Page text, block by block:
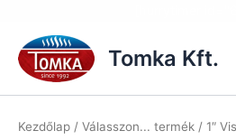
content
Tomka Kft.
Kezdőlap / Válasszon... termék / 1″